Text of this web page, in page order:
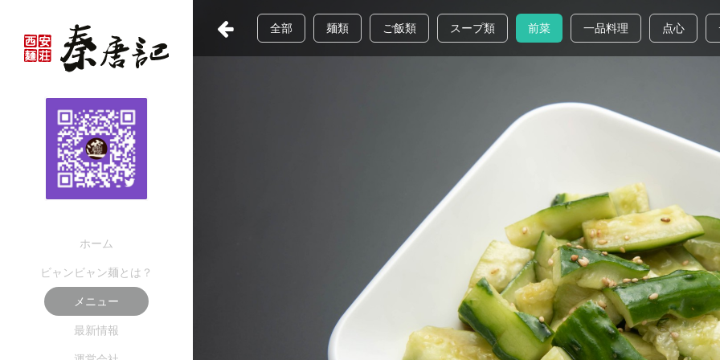
ホーム
ビャンビャン麺とは？
メニュー
最新情報
全部 麺類 ご飯類 スープ類 前菜 一品料理 点心